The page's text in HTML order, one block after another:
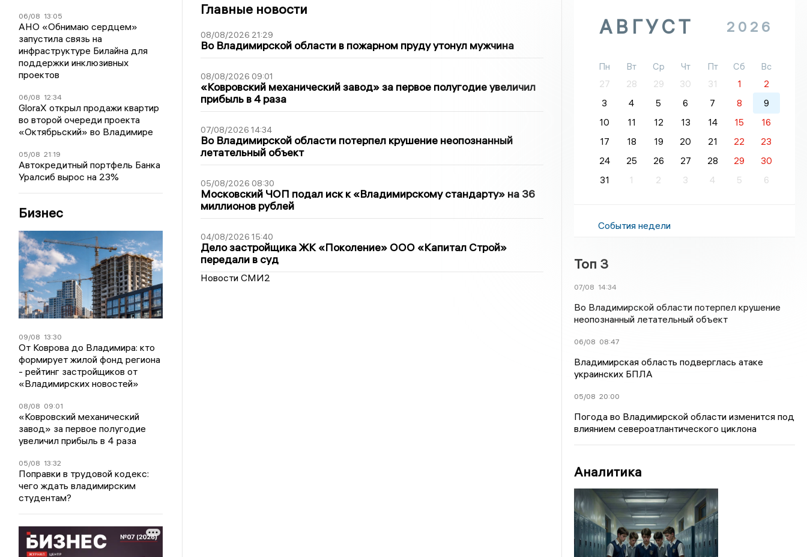
06/08 13:05
АНО «Обнимаю сердцем»
запустила связь на
инфраструктуре Билайна для
поддержки инклюзивных
проектов
06/08 12:34
GloraX открыл продажи квартир
во второй очереди проекта
«Октябрьский» во Владимире
05/08 21:19
Автокредитный портфель Банка
Уралсиб вырос на 23%
Бизнес
09/08 13:30
От Коврова до Владимира: кто
формирует жилой фонд региона
- рейтинг застройщиков от
«Владимирских новостей»
08/08 09:01
«Ковровский механический
завод» за первое полугодие
увеличил прибыль в 4 раза
05/08 13:32
Поправки в трудовой кодекс:
чего ждать владимирским
студентам?
Главные новости
08/08/2026 21:29
Во Владимирской области в пожарном пруду утонул мужчина
08/08/2026 09:01
«Ковровский механический завод» за первое полугодие увеличил
прибыль в 4 раза
07/08/2026 14:34
Во Владимирской области потерпел крушение неопознанный
летательный объект
05/08/2026 08:30
Московский ЧОП подал иск к «Владимирскому стандарту» на 36
миллионов рублей
04/08/2026 15:40
Дело застройщика ЖК «Поколение» ООО «Капитал Строй»
передали в суд
Новости СМИ2
АВГУСТ 2026
Пн Вт Ср Чт Пт Сб
Вс
27
28 29 30 31 1
2
3
4 5 6 7 8
9
10
11 12 13 14 15
16
17
18 19 20 21 22
23
24
25 26 27 28 29
30
31
1 2 3 4 5 6
События недели
Топ 3
07/08 14:34
Во Владимирской области потерпел крушение
неопознанный летательный объект
06/08 08:47
Владимирская область подверглась атаке
украинских БПЛА
05/08 20:00
Погода во Владимирской области изменится под
влиянием североатлантического циклона
Аналитика